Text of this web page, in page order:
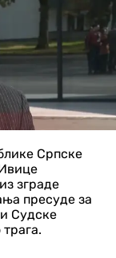
Српске
зграде
пресуде за
Судске